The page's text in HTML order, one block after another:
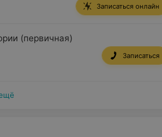
Записаться онлайн
(первичная)
Записаться